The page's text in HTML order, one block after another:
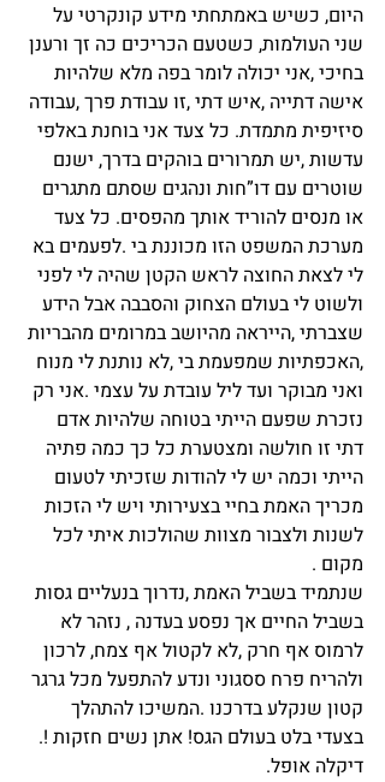
היום, כשיש באמתחתי מידע קונקרטי על
שני העולמות, כשטעם הכריכים כה זך ורענן
בחיכי ,אני יכולה לומר בפה מלא שלהיות
אישה דתייה ,איש דתי ,זו עבודת פרך ,עבודה
סיזיפית מתמדת. כל צעד אני בוחנת באלפי
עדשות ,יש תמרורים בוהקים בדרך, ישנם
שוטרים עם דו”חות ונהגים שסתם מתגרים
או מנסים להוריד אותך מהפסים. כל צעד
מערכת המשפט הזו מכוננת בי .לפעמים בא
לי לצאת החוצה לראש הקטן שהיה לי לפני
ולשוט לי בעולם הצחוק והסבבה אבל הידע
שצברתי ,הייראה מהיושב במרומים מהבריות
,האכפתיות שמפעמת בי ,לא נותנת לי מנוח
ואני מבוקר ועד ליל עובדת על עצמי .אני רק
נזכרת שפעם הייתי בטוחה שלהיות אדם
דתי זו חולשה ומצטערת כל כך כמה פתיה
הייתי וכמה יש לי להודות שזכיתי לטעום
מכריך האמת בחיי בצעירותי ויש לי הזכות
לשנות ולצבור מצוות שהולכות איתי לכל
מקום .
שנתמיד בשביל האמת ,נדרוך בנעליים גסות
בשביל החיים אך נפסע בעדנה , נזהר לא
לרמוס אף חרק ,לא לקטול אף צמח, לרכון
ולהריח פרח ססגוני ונדע להתפעל מכל גרגר
קטון שנקלע בדרכנו .המשיכו להתהלך
בצעדי בלט בעולם הגס! אתן נשים חזקות !.
דיקלה אופל.